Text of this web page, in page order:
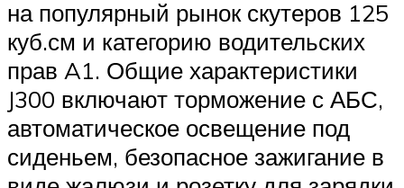
на популярный рынок скутеров 125
куб.см и категорию водительских
прав A1. Общие характеристики
J300 включают торможение с АБС,
автоматическое освещение под
сиденьем, безопасное зажигание в